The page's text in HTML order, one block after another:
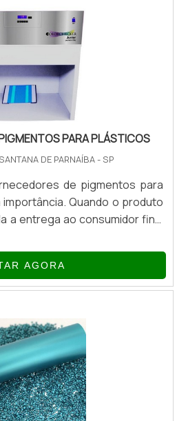
E PARTICULARIDADES DO
utilização pode variar de
PARA PLÁSTICOS
DE PARNAÍBA - SP
de pigmentos para
Quando o produto
a entrega ao consumidor final
também precisa ser de
se trata de produtos
a preocupação deve ser
assim como não
facilidade.QUALIDADE DE
AGORA